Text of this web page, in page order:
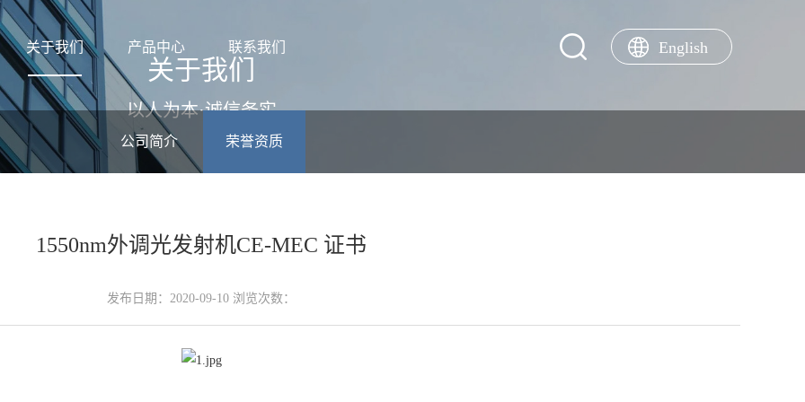
English
关于我们 产品中心 联系我们
关于我们
以人为本·诚信务实
公司简介 荣誉资质
1550nm外调光发射机CE-MEC 证书
发布日期：2020-09-10 浏览次数：